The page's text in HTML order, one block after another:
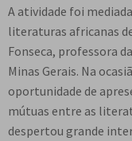
A atividade foi
literaturas africanas
Fonseca, professora
Minas Gerais. Na
oportunidade de
mútuas entre as
despertou grande